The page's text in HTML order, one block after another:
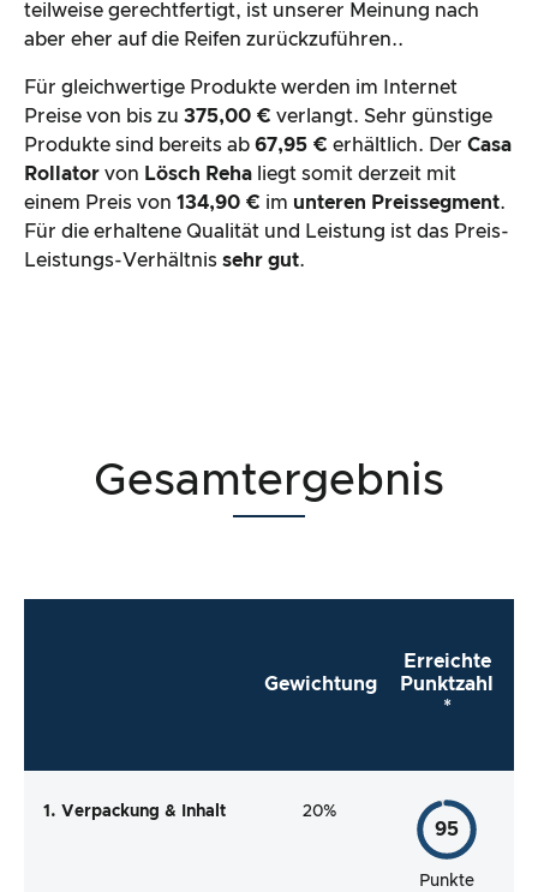
teilweise gerechtfertigt, ist unserer Meinung nach
aber eher auf die Reifen zurückzuführen..
Für gleichwertige Produkte werden im Internet
Preise von bis zu 375,00 € verlangt. Sehr günstige
Produkte sind bereits ab 67,95 € erhältlich. Der Casa
Rollator von Lösch Reha liegt somit derzeit mit
einem Preis von 134,90 € im unteren Preissegment.
Für die erhaltene Qualität und Leistung ist das Preis-
Leistungs-Verhältnis sehr gut.
Gesamtergebnis
Gewichtung
Erreichte
Punktzahl
*
1. Verpackung & Inhalt 20%
95
Punkte